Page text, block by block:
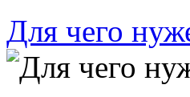
Для чего